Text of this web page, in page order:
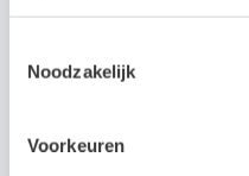
Noodzakelijk
Voorkeuren
De maandelijkse
Interesse